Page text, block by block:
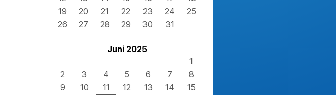
19
20 21 22 23 24
25
26
27 28 29 30 31
Juni 2025
1
2
3 4 5 6 7
8
9
10 11 12 13 14
15